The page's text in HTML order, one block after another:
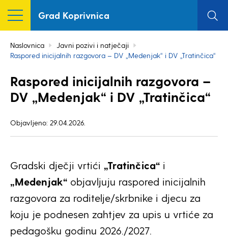
Grad Koprivnica
Naslovnica
Javni pozivi i natječaji
Raspored inicijalnih razgovora – DV „Medenjak“ i DV „Tratinčica“
Raspored inicijalnih razgovora –
DV „Medenjak“ i DV „Tratinčica“
Objavljeno: 29.04.2026.
Gradski dječji vrtići „Tratinčica“ i
„Medenjak“ objavljuju raspored inicijalnih
razgovora za roditelje/skrbnike i djecu za
koju je podnesen zahtjev za upis u vrtiće za
pedagošku godinu 2026./2027.